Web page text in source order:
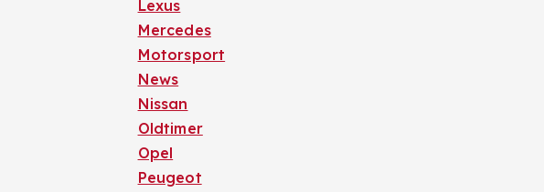
Lexus
Mercedes
Motorsport
News
Nissan
Oldtimer
Opel
Peugeot